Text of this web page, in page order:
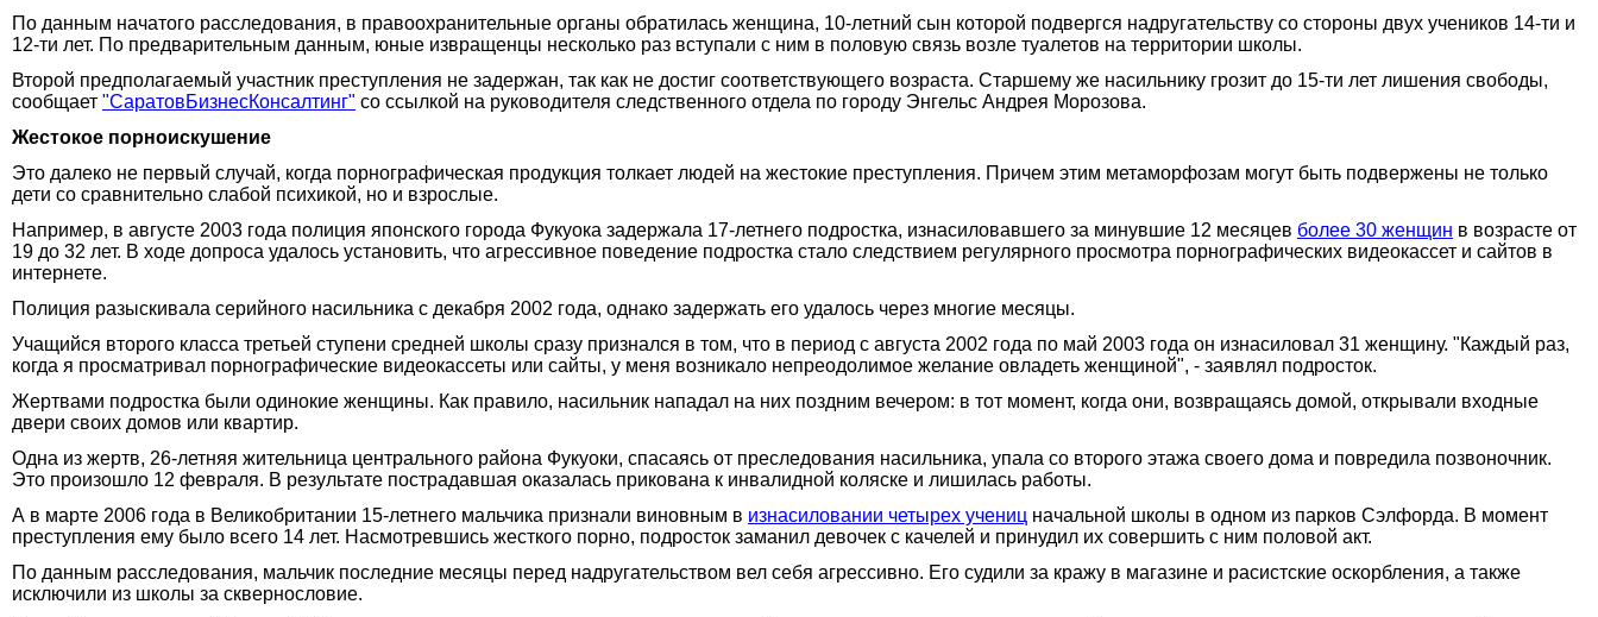
По данным начатого расследования, в правоохранительные органы обратилась женщина, 10-летний сын которой подвергся надругательству со стороны двух учеников 14-ти и
12-ти лет. По предварительным данным, юные извращенцы несколько раз вступали с ним в половую связь возле туалетов на территории школы.
Второй предполагаемый участник преступления не задержан, так как не достиг соответствующего возраста. Старшему же насильнику грозит до 15-ти лет лишения свободы,
сообщает "СаратовБизнесКонсалтинг" со ссылкой на руководителя следственного отдела по городу Энгельс Андрея Морозова.
Жестокое порноискушение
Это далеко не первый случай, когда порнографическая продукция толкает людей на жестокие преступления. Причем этим метаморфозам могут быть подвержены не только
дети со сравнительно слабой психикой, но и взрослые.
Например, в августе 2003 года полиция японского города Фукуока задержала 17-летнего подростка, изнасиловавшего за минувшие 12 месяцев более 30 женщин в возрасте от
19 до 32 лет. В ходе допроса удалось установить, что агрессивное поведение подростка стало следствием регулярного просмотра порнографических видеокассет и сайтов в
интернете.
Полиция разыскивала серийного насильника с декабря 2002 года, однако задержать его удалось через многие месяцы.
Учащийся второго класса третьей ступени средней школы сразу признался в том, что в период с августа 2002 года по май 2003 года он изнасиловал 31 женщину. "Каждый раз,
когда я просматривал порнографические видеокассеты или сайты, у меня возникало непреодолимое желание овладеть женщиной", - заявлял подросток.
Жертвами подростка были одинокие женщины. Как правило, насильник нападал на них поздним вечером: в тот момент, когда они, возвращаясь домой, открывали входные
двери своих домов или квартир.
Одна из жертв, 26-летняя жительница центрального района Фукуоки, спасаясь от преследования насильника, упала со второго этажа своего дома и повредила позвоночник.
Это произошло 12 февраля. В результате пострадавшая оказалась прикована к инвалидной коляске и лишилась работы.
А в марте 2006 года в Великобритании 15-летнего мальчика признали виновным в изнасиловании четырех учениц начальной школы в одном из парков Сэлфорда. В момент
преступления ему было всего 14 лет. Насмотревшись жесткого порно, подросток заманил девочек с качелей и принудил их совершить с ним половой акт.
По данным расследования, мальчик последние месяцы перед надругательством вел себя агрессивно. Его судили за кражу в магазине и расистские оскорбления, а также
исключили из школы за сквернословие.